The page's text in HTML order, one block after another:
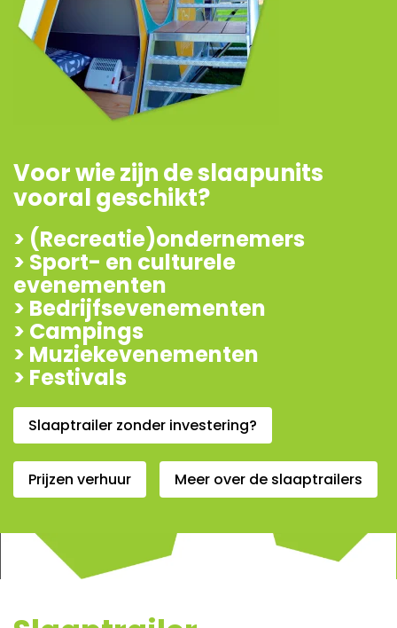
Voor wie zijn de slaapunits
vooral geschikt?
> (Recreatie)ondernemers
> Sport- en culturele
evenementen
> Bedrijfsevenementen
> Campings
> Muziekevenementen
> Festivals
Slaaptrailer zonder investering?
Prijzen verhuur Meer over de slaaptrailers